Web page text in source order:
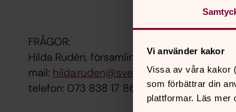
Vi använder kakor
Vissa av våra kakor
som förbättrar din
plattformar. Läs mer
FRÅGOR:
Hilda Rudén, församlingspedagog
mail: hilda.ruden@svenskakyrkan.se
telefon: 073 838 17 86